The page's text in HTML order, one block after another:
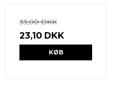
33,00 DKK
23,10 DKK
KØB